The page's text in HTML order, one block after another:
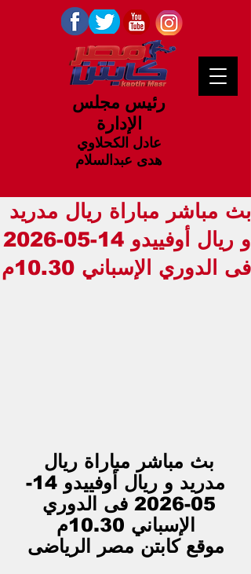
رئيس مجلس
الإدارة
عادل الكحلاوي
هدى عبدالسلام
بث مباشر مباراة ريال مدريد
و ريال أوفييدو 14-05-2026
فى الدوري الإسباني 10.30م
بث مباشر مباراة ريال
مدريد و ريال أوفييدو 14-
05-2026 فى الدوري
الإسباني 10.30م
موقع كابتن مصر الرياضى